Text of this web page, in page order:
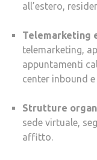
all’estero,
Telemarketing
telemarketing,
appuntamenti
center inbound
Strutture
sede virtuale,
affitto.